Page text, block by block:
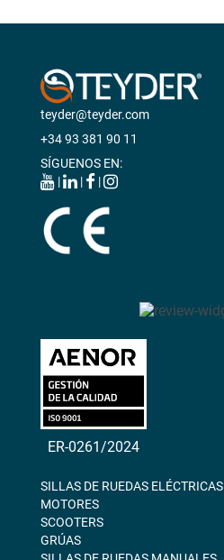
teyder@teyder.com
+34 93 381 90 11
SÍGUENOS EN:
|
| |
ER-0261/2024
SILLAS DE RUEDAS ELÉCTRICAS
MOTORES
SCOOTERS
GRÚAS